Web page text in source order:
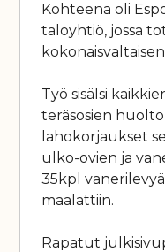
Kohteena oli
taloyhtiö, jossa
Työ sisälsi
teräsosien
lahokorjaukset
ulko-ovien ja
35kpl
maalattiin.
Rapatut